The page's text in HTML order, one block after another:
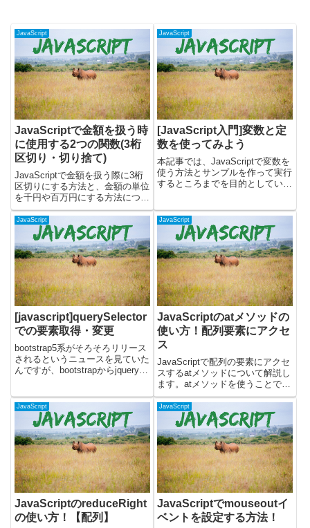
JavaScript
JavaScriptで金額を扱う時
に使用する2つの関数(3桁
区切り・切り捨て)
JavaScriptで金額を扱う際に3桁
区切りにする方法と、金額の単位
を千円や百万円にする方法につい
て書いています。JavaScriptで金
額をカンマの3桁区切りにする
JavaScriptで金額を3桁のカンマ
区切りにするにはtoLocale...
JavaScript
[JavaScript入門]変数と定
数を使ってみよう
本記事では、JavaScriptで変数を
使う方法とサンプルを作って実行
するところまでを目的としていま
す。なので、実行環境構築は不要
で、ブラウザのみで学習していけ
ます。サーバ...
JavaScript
[javascript]querySelector
での要素取得・変更
bootstrap5系がそろそろリリース
されるというニュースを見ていた
んですが、bootstrapからjqueryが
うと問題ないから...という一文を
見てjavascriptの...
JavaScript
JavaScriptのatメソッドの
使い方！配列要素にアクセ
ス
JavaScriptで配列の要素にアクセ
スするatメソッドについて解説し
ます。atメソッドを使うことで、
正のインデックスだけでなく負の
インデックスを使って配列の要素
にアクセスできるようになり、コ
ードがより簡潔になります。実際
に動くサンプルを...
JavaScript
JavaScriptのreduceRight
の使い方！【配列】
JavaScript
JavaScriptでmouseoutイ
ベントを設定する方法！